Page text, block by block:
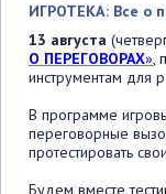
ИГРОТЕКА: Все о
13 августа
О ПЕРЕГОВОРАХ»,
инструментам для
В программе
переговорные
протестировать
Будем вместе